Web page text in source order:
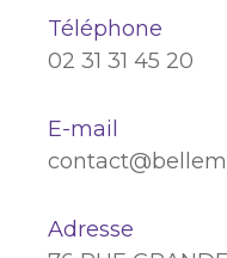
Téléphone
02 31 31 45 20
E-mail
Adresse